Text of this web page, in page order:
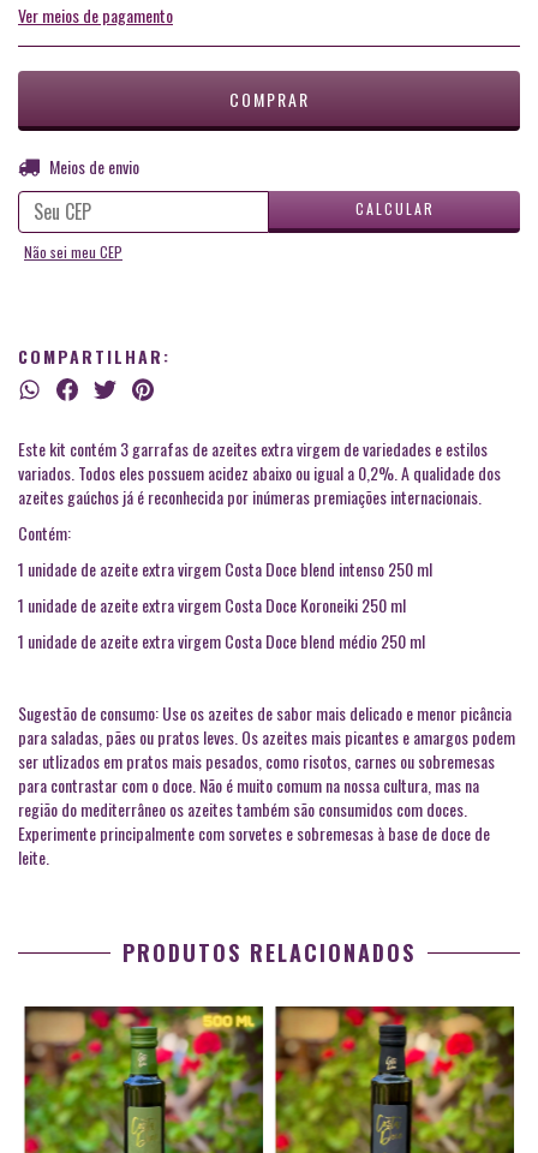
Ver meios de pagamento
Entregas para o CEP:
Meios de envio
CALCULAR
Não sei meu CEP
COMPARTILHAR:
Este kit contém 3 garrafas de azeites extra virgem de variedades e estilos
variados. Todos eles possuem acidez abaixo ou igual a 0,2%. A qualidade dos
azeites gaúchos já é reconhecida por inúmeras premiações internacionais.
Contém:
1 unidade de azeite extra virgem Costa Doce blend intenso 250 ml
1 unidade de azeite extra virgem Costa Doce Koroneiki 250 ml
1 unidade de azeite extra virgem Costa Doce blend médio 250 ml
Sugestão de consumo: Use os azeites de sabor mais delicado e menor picância
para saladas, pães ou pratos leves. Os azeites mais picantes e amargos podem
ser utlizados em pratos mais pesados, como risotos, carnes ou sobremesas
para contrastar com o doce. Não é muito comum na nossa cultura, mas na
região do mediterrâneo os azeites também são consumidos com doces.
Experimente principalmente com sorvetes e sobremesas à base de doce de
leite.
PRODUTOS RELACIONADOS